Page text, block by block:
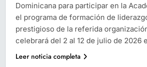
Dominicana para participar en la
el programa de formación de
prestigioso de la referida
celebrará del 2 al 12 de julio de 2026
Leer noticia completa